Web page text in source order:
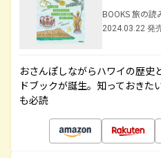
BOOKS 旅の読
2024.03.22 発
おさんぽしながらハワイの歴史
ドブックが誕生。知っておきた
も必読